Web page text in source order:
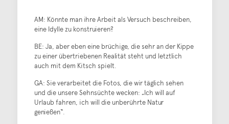
AM: Könnte man ihre Arbeit als Versuch beschreiben,
eine Idylle zu konstruieren?
BE: Ja, aber eben eine brüchige, die sehr an der Kippe
zu einer übertriebenen Realität steht und letztlich
auch mit dem Kitsch spielt.
GA: Sie verarbeitet die Fotos, die wir täglich sehen
und die unsere Sehnsüchte wecken: „Ich will auf
Urlaub fahren, ich will die unberührte Natur
genießen“.